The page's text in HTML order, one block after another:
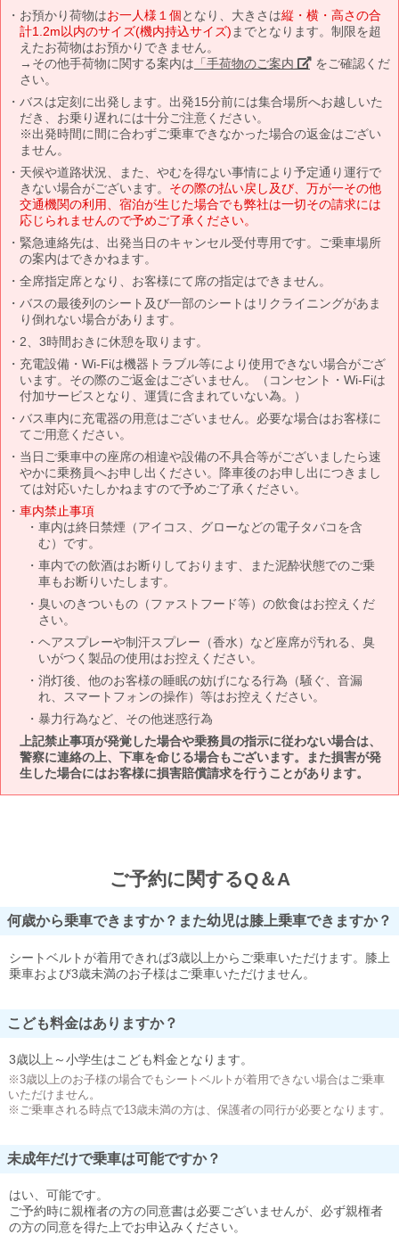
お預かり荷物はお一人様１個となり、大きさは縦・横・高さの合
計1.2m以内のサイズ(機内持込サイズ) までとなります。制限を超
えたお荷物はお預かりできません。
→その他手荷物に関する案内は 「手荷物のご案内」 をご確認くだ
さい。
バスは定刻に出発します。出発15分前には集合場所へお越しいた
だき、お乗り遅れには十分ご注意ください。
※出発時間に間に合わずご乗車できなかった場合の返金はござい
ません。
天候や道路状況、また、やむを得ない事情により予定通り運行で
きない場合がございます。 その際の払い戻し及び、万が一その他
交通機関の利用、宿泊が生じた場合でも弊社は一切その請求には
応じられませんので予めご了承ください。
緊急連絡先は、出発当日のキャンセル受付専用です。ご乗車場所
の案内はできかねます。
全席指定席となり、お客様にて席の指定はできません。
バスの最後列のシート及び一部のシートはリクライニングがあま
り倒れない場合があります。
2、3時間おきに休憩を取ります。
充電設備・Wi-Fiは機器トラブル等により使用できない場合がござ
います。その際のご返金はございません。（コンセント・Wi-Fiは
付加サービスとなり、運賃に含まれていない為。）
バス車内に充電器の用意はございません。必要な場合はお客様に
てご用意ください。
当日ご乗車中の座席の相違や設備の不具合等がございましたら速
やかに乗務員へお申し出ください。降車後のお申し出につきまし
ては対応いたしかねますので予めご了承ください。
車内禁止事項
車内は終日禁煙（アイコス、グローなどの電子タバコを含
む）です。
車内での飲酒はお断りしております、また泥酔状態でのご乗
車もお断りいたします。
臭いのきついもの（ファストフード等）の飲食はお控えくだ
さい。
ヘアスプレーや制汗スプレー（香水）など座席が汚れる、臭
いがつく製品の使用はお控えください。
消灯後、他のお客様の睡眠の妨げになる行為（騒ぐ、音漏
れ、スマートフォンの操作）等はお控えください。
暴力行為など、その他迷惑行為
上記禁止事項が発覚した場合や乗務員の指示に従わない場合は、
警察に連絡の上、下車を命じる場合もございます。また損害が発
生した場合にはお客様に損害賠償請求を行うことがあります。
ご予約に関するQ＆A
何歳から乗車できますか？また幼児は膝上乗車できますか？
シートベルトが着用できれば3歳以上からご乗車いただけます。膝上
乗車および3歳未満のお子様はご乗車いただけません。
こども料金はありますか？
3歳以上～小学生はこども料金となります。
※3歳以上のお子様の場合でもシートベルトが着用できない場合はご乗車
いただけません。
※ご乗車される時点で13歳未満の方は、保護者の同行が必要となります。
未成年だけで乗車は可能ですか？
はい、可能です。
ご予約時に親権者の方の同意書は必要ございませんが、必ず親権者
の方の同意を得た上でお申込みください。